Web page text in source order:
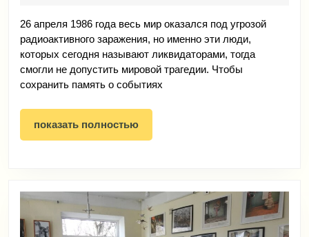
на
Чернобыльской
АЭС
напомнили
давности
26 апреля 1986 года весь мир оказался под угрозой
радиоактивного заражения, но именно эти люди,
которых сегодня называют ликвидаторами, тогда
смогли не допустить мировой трагедии. Чтобы
сохранить память о событиях
показать полностьюпоказать
полностью